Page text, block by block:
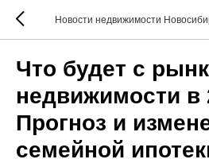
Новости недвижимости
Что будет с
недвижимости в
Прогноз и
семейной